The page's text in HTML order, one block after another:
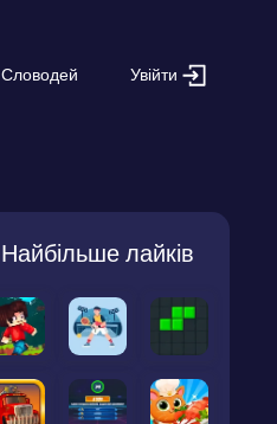
Словодей Увійти
Найбільше лайків